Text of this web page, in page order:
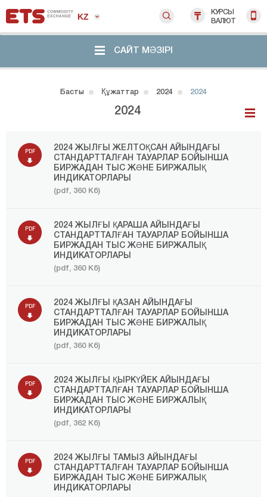
KZ
КУРСЫ
ВАЛЮТ
САЙТ МӘЗІРІ
Басты Құжаттар 2024 2024
2024
PDF
2024 ЖЫЛҒЫ ЖЕЛТОҚСАН АЙЫНДАҒЫ
СТАНДАРТТАЛҒАН ТАУАРЛАР БОЙЫНША
БИРЖАДАН ТЫС ЖӘНЕ БИРЖАЛЫҚ
ИНДИКАТОРЛАРЫ
(pdf, 360 Кб)
PDF
2024 ЖЫЛҒЫ ҚАРАША АЙЫНДАҒЫ
СТАНДАРТТАЛҒАН ТАУАРЛАР БОЙЫНША
БИРЖАДАН ТЫС ЖӘНЕ БИРЖАЛЫҚ
ИНДИКАТОРЛАРЫ
(pdf, 360 Кб)
PDF
2024 ЖЫЛҒЫ ҚАЗАН АЙЫНДАҒЫ
СТАНДАРТТАЛҒАН ТАУАРЛАР БОЙЫНША
БИРЖАДАН ТЫС ЖӘНЕ БИРЖАЛЫҚ
ИНДИКАТОРЛАРЫ
(pdf, 360 Кб)
PDF
2024 ЖЫЛҒЫ ҚЫРКҮЙЕК АЙЫНДАҒЫ
СТАНДАРТТАЛҒАН ТАУАРЛАР БОЙЫНША
БИРЖАДАН ТЫС ЖӘНЕ БИРЖАЛЫҚ
ИНДИКАТОРЛАРЫ
(pdf, 362 Кб)
PDF
2024 ЖЫЛҒЫ ТАМЫЗ АЙЫНДАҒЫ
СТАНДАРТТАЛҒАН ТАУАРЛАР БОЙЫНША
БИРЖАДАН ТЫС ЖӘНЕ БИРЖАЛЫҚ
ИНДИКАТОРЛАРЫ